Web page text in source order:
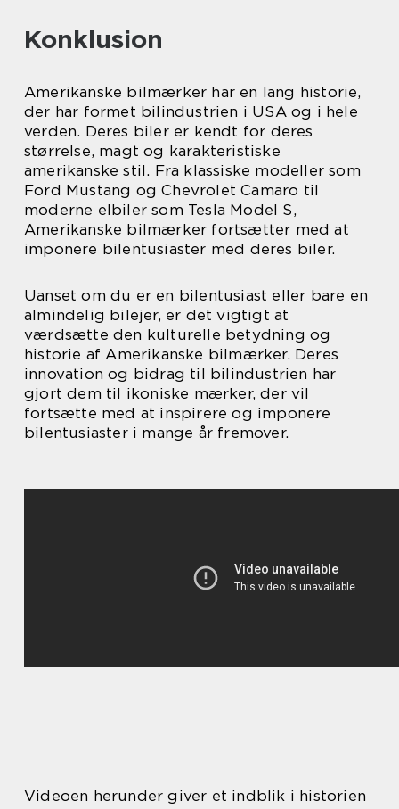
Konklusion
Amerikanske bilmærker har en lang historie,
der har formet bilindustrien i USA og i hele
verden. Deres biler er kendt for deres
størrelse, magt og karakteristiske
amerikanske stil. Fra klassiske modeller som
Ford Mustang og Chevrolet Camaro til
moderne elbiler som Tesla Model S,
Amerikanske bilmærker fortsætter med at
imponere bilentusiaster med deres biler.
Uanset om du er en bilentusiast eller bare en
almindelig bilejer, er det vigtigt at
værdsætte den kulturelle betydning og
historie af Amerikanske bilmærker. Deres
innovation og bidrag til bilindustrien har
gjort dem til ikoniske mærker, der vil
fortsætte med at inspirere og imponere
bilentusiaster i mange år fremover.
Videoen herunder giver et indblik i historien